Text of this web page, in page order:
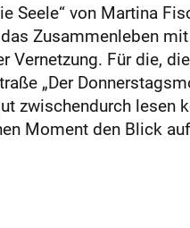
Seele“ von Martina
Zusammenleben
Für die,
„Der
zwischendurch lesen
Moment den Blick